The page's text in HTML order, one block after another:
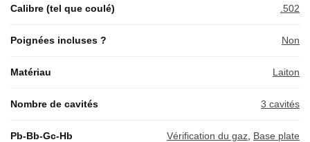
Calibre (tel que coulé) .502
Poignées incluses ? Non
Matériau Laiton
Nombre de cavités 3 cavités
Pb-Bb-Gc-Hb Vérification du gaz Base plate